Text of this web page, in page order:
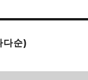
다순)